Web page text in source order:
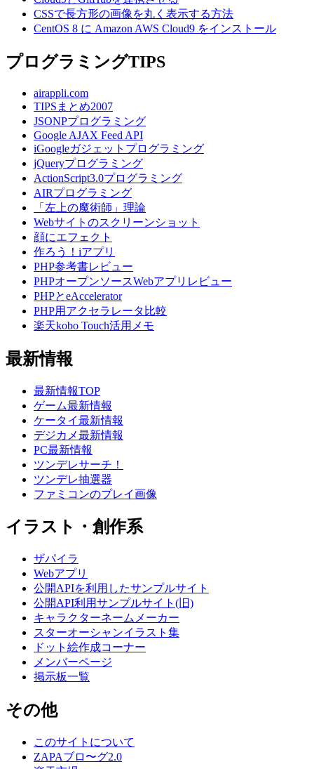
CSSで長方形の画像を丸く表示する方法
CentOS 8 に Amazon AWS Cloud9 をインストール
プログラミングTIPS
airappli.com
TIPSまとめ2007
JSONPプログラミング
Google AJAX Feed API
iGoogleガジェットプログラミング
jQueryプログラミング
ActionScript3.0プログラミング
AIRプログラミング
「左上の魔術師」理論
Webサイトのスクリーンショット
顔にエフェクト
作ろう！iアプリ
PHP参考書レビュー
PHPオープンソースWebアプリレビュー
PHPとeAccelerator
PHP用アクセラレータ比較
楽天kobo Touch活用メモ
最新情報
最新情報TOP
ゲーム最新情報
ケータイ最新情報
デジカメ最新情報
PC最新情報
ツンデレサーチ！
ツンデレ抽選器
ファミコンのプレイ画像
イラスト・創作系
ザパイラ
Webアプリ
公開APIを利用したサンプルサイト
公開API利用サンプルサイト(旧)
キャラクターネームメーカー
スターオーシャンイラスト集
ドット絵作成コーナー
メンバーページ
掲示板一覧
その他
このサイトについて
ZAPAブロ〜グ2.0